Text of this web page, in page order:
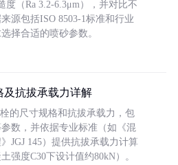
度（Ra 3.2-6.3μm），并对比不
源包括ISO 8503-1标准和行业
择合适的喷砂参数。
及抗拔承载力详解
的尺寸规格和抗拔承载力，包
数，并依据专业标准（如《混
JGJ 145）提供抗拔承载力计算
强度C30下设计值约80kN）。